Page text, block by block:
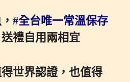
#全台唯一常溫保存
禮自用兩相宜
得世界認證，也值得